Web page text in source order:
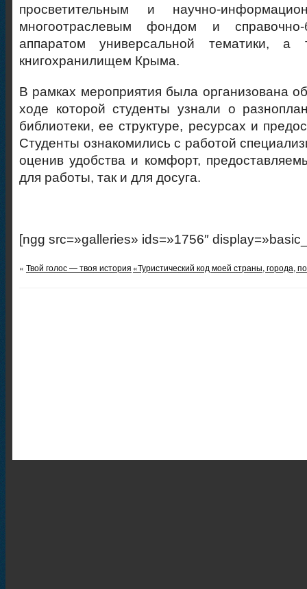
просветительным и научно-
многоотраслевым фондом и справочно-
аппаратом универсальной тематики, а
книгохранилищем Крыма.
В рамках мероприятия была организована
ходе которой студенты узнали о
библиотеки, ее структуре, ресурсах и
Студенты ознакомились с работой
оценив удобства и комфорт,
для работы, так и для досуга.
[ngg src=»galleries» ids=»1756″
« Твой голос — твоя история «Туристический код моей страны, города,